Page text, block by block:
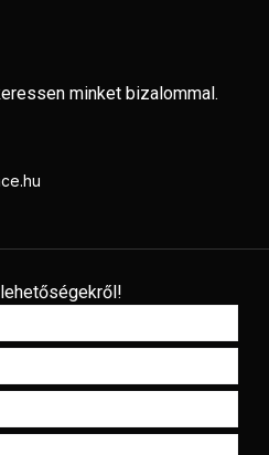
minket bizalommal.